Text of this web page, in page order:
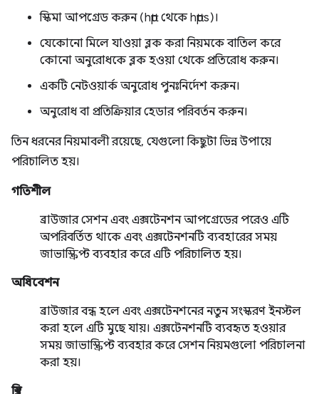
স্কিমা আপগ্রেড করুন (http থেকে https)।
যেকোনো মিলে যাওয়া ব্লক করা নিয়মকে বাতিল করে
কোনো অনুরোধকে ব্লক হওয়া থেকে প্রতিরোধ করুন।
একটি নেটওয়ার্ক অনুরোধ পুনঃনির্দেশ করুন।
অনুরোধ বা প্রতিক্রিয়ার হেডার পরিবর্তন করুন।
তিন ধরনের নিয়মাবলী রয়েছে, যেগুলো কিছুটা ভিন্ন উপায়ে
পরিচালিত হয়।
গতিশীল
ব্রাউজার সেশন এবং এক্সটেনশন আপগ্রেডের পরেও এটি
অপরিবর্তিত থাকে এবং এক্সটেনশনটি ব্যবহারের সময়
জাভাস্ক্রিপ্ট ব্যবহার করে এটি পরিচালিত হয়।
অধিবেশন
ব্রাউজার বন্ধ হলে এবং এক্সটেনশনের নতুন সংস্করণ ইনস্টল
করা হলে এটি মুছে যায়। এক্সটেনশনটি ব্যবহৃত হওয়ার
সময় জাভাস্ক্রিপ্ট ব্যবহার করে সেশন নিয়মগুলো পরিচালনা
করা হয়।
স্থির